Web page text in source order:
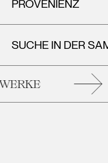
PROVENIENZ
SUCHE IN DER